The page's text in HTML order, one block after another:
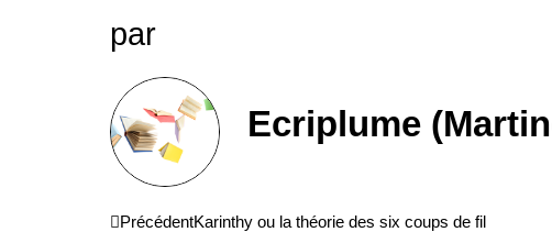
par
Ecriplume
Précédent
PrécédentKarinthy ou la théorie des six coups de fil
Suivant